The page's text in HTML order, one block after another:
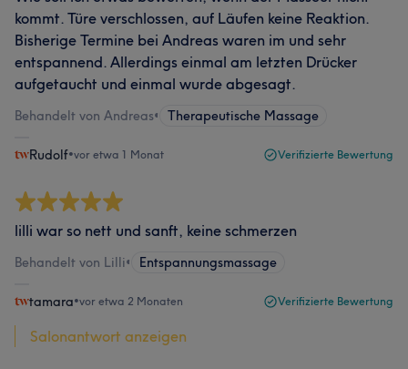
kommt. Türe verschlossen, auf Läufen keine Reaktion.
Bisherige Termine bei Andreas waren im und sehr
entspannend. Allerdings einmal am letzten Drücker
aufgetaucht und einmal wurde abgesagt.
Behandelt von Andreas• Therapeutische Massage
Rudolf•vor etwa 1 Monat Verifizierte Bewertung
lilli war so nett und sanft, keine schmerzen
Behandelt von Lilli• Entspannungsmassage
tamara•vor etwa 2 Monaten Verifizierte Bewertung
Salonantwort anzeigen